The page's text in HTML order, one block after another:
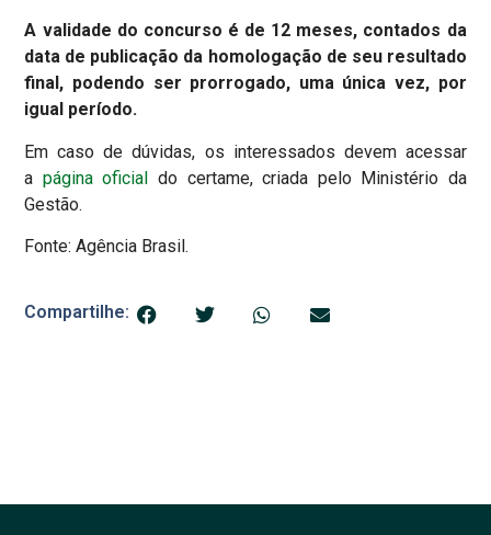
A validade do concurso é de 12 meses, contados da
data de publicação da homologação de seu resultado
final, podendo ser prorrogado, uma única vez, por
igual período.
Em caso de dúvidas, os interessados devem acessar
a página oficial do certame, criada pelo Ministério da
Gestão.
Fonte: Agência Brasil.
Compartilhe: